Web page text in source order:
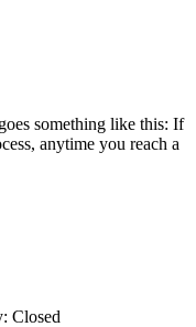
something like this: If
anytime you reach a
Closed